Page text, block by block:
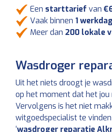
Een starttarief van
Vaak binnen 1 werkdag
Meer dan 200 lokale
Wasdroger
Uit het niets droogt je
op het moment dat het
Vervolgens is het niet
witgoedspecialist te
‘wasdroger reparatie